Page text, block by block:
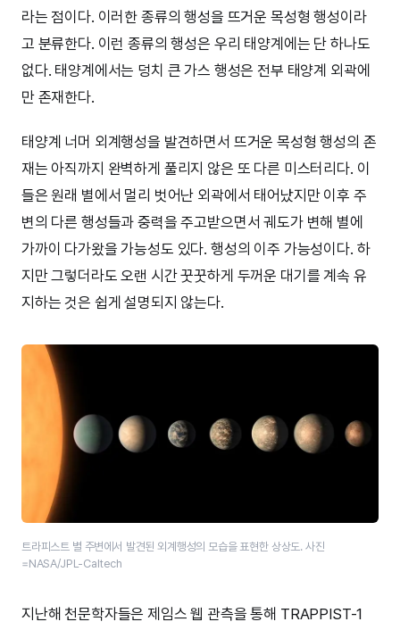
라는 점이다. 이러한 종류의 행성을 뜨거운 목성형 행성이라
고 분류한다. 이런 종류의 행성은 우리 태양계에는 단 하나도
없다. 태양계에서는 덩치 큰 가스 행성은 전부 태양계 외곽에
만 존재한다.
태양계 너머 외계행성을 발견하면서 뜨거운 목성형 행성의 존
재는 아직까지 완벽하게 풀리지 않은 또 다른 미스터리다. 이
들은 원래 별에서 멀리 벗어난 외곽에서 태어났지만 이후 주
변의 다른 행성들과 중력을 주고받으면서 궤도가 변해 별에
가까이 다가왔을 가능성도 있다. 행성의 이주 가능성이다. 하
지만 그렇더라도 오랜 시간 꿋꿋하게 두꺼운 대기를 계속 유
지하는 것은 쉽게 설명되지 않는다.
트라피스트 별 주변에서 발견된 외계행성의 모습을 표현한 상상도. 사진
=NASA/JPL-Caltech
지난해 천문학자들은 제임스 웹 관측을 통해 TRAPPIST-1